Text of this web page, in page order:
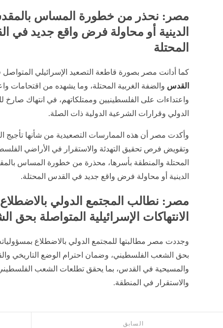
مصر: نحذر من خطورة المساس
الدينية أو محاولة فرض واقع جديد في
المحتلة
كما أدانت مصر بصورة قاطعة التصعيد الإسرائيلي
القدس والضفة الغربية المحتلة، وما يشهده من اقتحامات
واعتداءات على الفلسطينيين وممتلكاتهم، في انتهاك صارخ
الدولي وقرارات الشرعية الدولية ذات الصلة.
وأكدت مصر أن هذه الممارسات التصعيدية من شأنها تأجيج
وتقويض فرص تحقيق التهدئة والاستقرار في الأراضي
المحتلة والمنطقة بأسرها، محذرة من خطورة المساس
الدينية أو محاولة فرض واقع جديد في القدس المحتلة.
مصر: نطالب المجتمع الدولي
الانتهاكات الإسرائيلية المتواصلة
وجددت مصر مطالبتها للمجتمع الدولي بالاضطلاع بمسؤولياته
بحق الشعب الفلسطيني، وضمان احترام الوضع التاريخي
والمسيحية في القدس، بما يحقق تطلعات الشعب
والاستقرار في المنطقة.
السابق